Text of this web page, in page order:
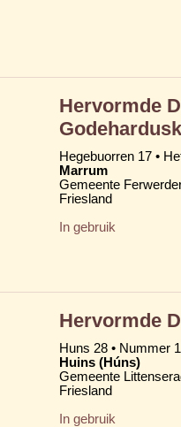
Hervormde
Hegebuorren 17 •
Marrum
Gemeente
Friesland
In gebruik
Hervormde
Huns 28 • Nummer 1
Huins (Húns)
Gemeente
Friesland
In gebruik